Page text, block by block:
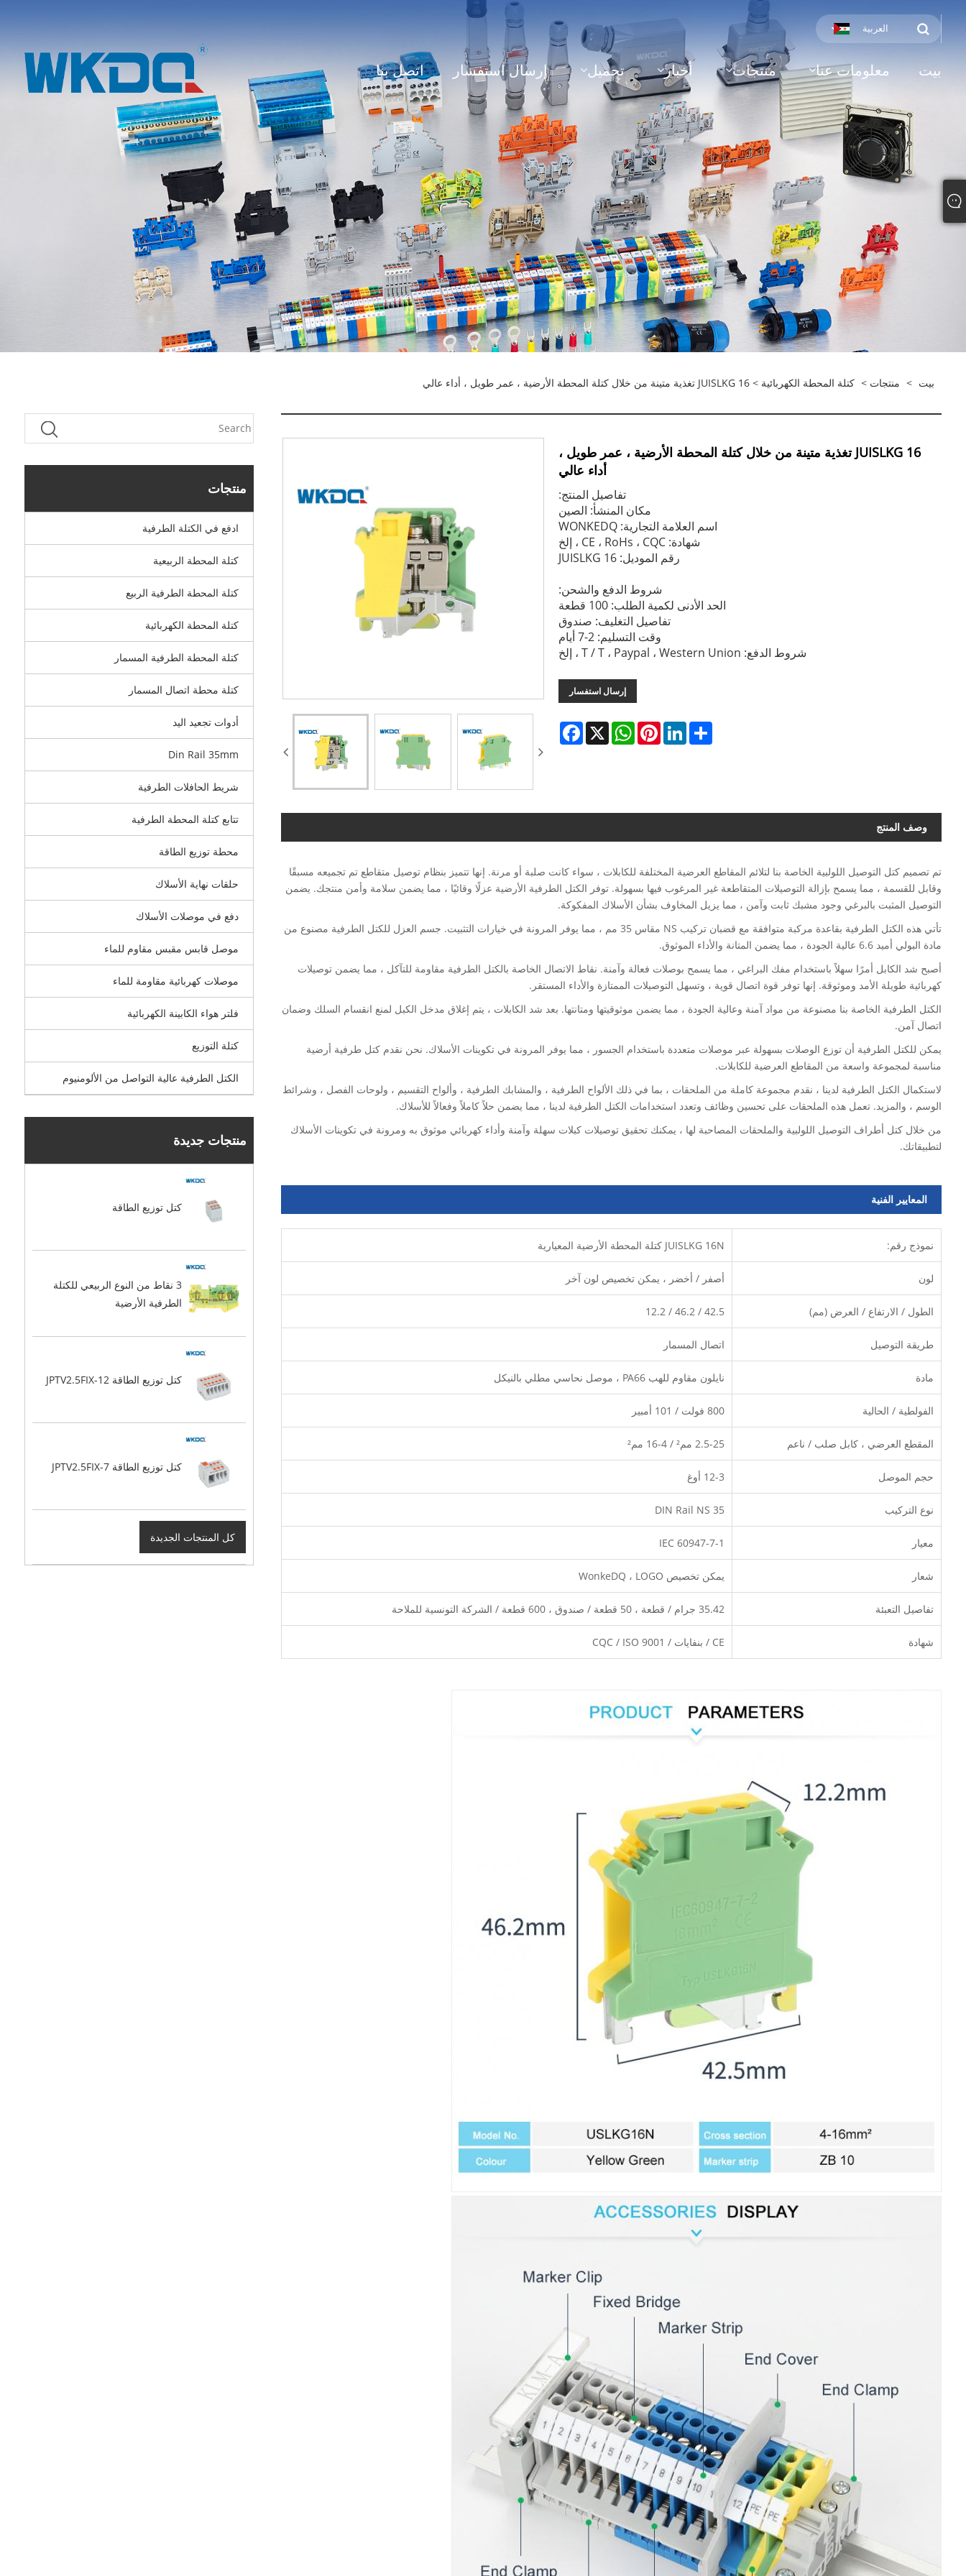
العربية
بيت معلومات عنا منتجات أخبار تحميل إرسال استفسار اتصل بنا
بيت > منتجات > كتلة المحطة الكهربائية > JUISLKG 16 تغذية متينة من خلال كتلة المحطة الأرضية ، عمر طويل ، أداء عالي
منتجات
ادفع في الكتلة الطرفية
كتلة المحطة الربيعية
كتلة المحطة الطرفية الربيع
كتلة المحطة الكهربائية
كتلة المحطة الطرفية المسمار
كتلة محطة اتصال المسمار
أدوات تجعيد اليد
Din Rail 35mm
شريط الحافلات الطرفية
تتابع كتلة المحطة الطرفية
محطة توزيع الطاقة
حلقات نهاية الأسلاك
دفع في موصلات الأسلاك
موصل قابس مقبس مقاوم للماء
موصلات كهربائية مقاومة للماء
فلتر هواء الكابينة الكهربائية
كتلة التوزيع
الكتل الطرفية عالية التواصل من الألومنيوم
منتجات جديدة
كتل توزيع الطاقة
3 نقاط من النوع الربيعي للكتلة
الطرفية الأرضية
كتل توزيع الطاقة JPTV2.5FIX-12
كتل توزيع الطاقة JPTV2.5FIX-7
كل المنتجات الجديدة
JUISLKG 16 تغذية متينة من خلال كتلة المحطة الأرضية ، عمر طويل ،
أداء عالي
تفاصيل المنتج:
مكان المنشأ: الصين
اسم العلامة التجارية: WONKEDQ
شهادة: CE ، RoHs ، CQC ، إلخ
رقم الموديل: JUISLKG 16
شروط الدفع والشحن:
الحد الأدنى لكمية الطلب: 100 قطعة
تفاصيل التغليف: صندوق
وقت التسليم: 2-7 أيام
شروط الدفع: T / T ، Paypal ، Western Union ، إلخ
إرسال استفسار
Facebook X
WhatsAppPinterestLinkedInShare
وصف المنتج
تم تصميم كتل التوصيل اللولبية الخاصة بنا لتلائم المقاطع العرضية المختلفة للكابلات ، سواء كانت صلبة أو مرنة. إنها تتميز بنظام توصيل متقاطع تم تجميعه مسبقًا
وقابل للقسمة ، مما يسمح بإزالة التوصيلات المتقاطعة غير المرغوب فيها بسهولة. توفر الكتل الطرفية الأرضية عزلًا وقائيًا ، مما يضمن سلامة وأمن منتجك. يضمن
التوصيل المثبت بالبرغي وجود مشبك ثابت وآمن ، مما يزيل المخاوف بشأن الأسلاك المفكوكة.
تأتي هذه الكتل الطرفية بقاعدة مركبة متوافقة مع قضبان تركيب NS مقاس 35 مم ، مما يوفر المرونة في خيارات التثبيت. جسم العزل للكتل الطرفية مصنوع من
مادة البولي أميد 6.6 عالية الجودة ، مما يضمن المتانة والأداء الموثوق.
أصبح شد الكابل أمرًا سهلاً باستخدام مفك البراغي ، مما يسمح بوصلات فعالة وآمنة. نقاط الاتصال الخاصة بالكتل الطرفية مقاومة للتآكل ، مما يضمن توصيلات
كهربائية طويلة الأمد وموثوقة. إنها توفر قوة اتصال قوية ، وتسهل التوصيلات الممتازة والأداء المستقر.
الكتل الطرفية الخاصة بنا مصنوعة من مواد آمنة وعالية الجودة ، مما يضمن موثوقيتها ومتانتها. بعد شد الكابلات ، يتم إغلاق مدخل الكبل لمنع انقسام السلك وضمان
اتصال آمن.
يمكن للكتل الطرفية أن توزع الوصلات بسهولة عبر موصلات متعددة باستخدام الجسور ، مما يوفر المرونة في تكوينات الأسلاك. نحن نقدم كتل طرفية أرضية
مناسبة لمجموعة واسعة من المقاطع العرضية للكابلات.
لاستكمال الكتل الطرفية لدينا ، نقدم مجموعة كاملة من الملحقات ، بما في ذلك الألواح الطرفية ، والمشابك الطرفية ، وألواح التقسيم ، ولوحات الفصل ، وشرائط
الوسم ، والمزيد. تعمل هذه الملحقات على تحسين وظائف وتعدد استخدامات الكتل الطرفية لدينا ، مما يضمن حلاً كاملاً وفعالاً للأسلاك.
من خلال كتل أطراف التوصيل اللولبية والملحقات المصاحبة لها ، يمكنك تحقيق توصيلات كبلات سهلة وآمنة وأداء كهربائي موثوق به ومرونة في تكوينات الأسلاك
لتطبيقاتك.
المعايير الفنية
نموذج رقم: JUISLKG 16N كتلة المحطة الأرضية المعيارية
لون أصفر / أخضر ، يمكن تخصيص لون آخر
الطول / الارتفاع / العرض (مم) 42.5 / 46.2 / 12.2
طريقة التوصيل اتصال المسمار
مادة نايلون مقاوم للهب PA66 ، موصل نحاسي مطلي بالنيكل
الفولطية / الحالية 800 فولت / 101 أمبير
المقطع العرضي ، كابل صلب / ناعم 2.5-25 مم² / 4-16 مم²
حجم الموصل 12-3 أوغ
نوع التركيب DIN Rail NS 35
معيار IEC 60947-7-1
شعار يمكن تخصيص WonkeDQ ، LOGO
تفاصيل التعبئة 35.42 جرام / قطعة ، 50 قطعة / صندوق ، 600 قطعة / الشركة التونسية للملاحة
شهادة CE / بنفايات / CQC / ISO 9001